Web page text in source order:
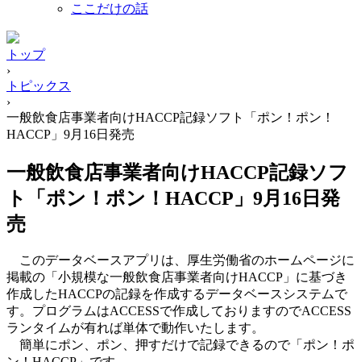
ここだけの話
トップ
›
トピックス
›
一般飲食店事業者向けHACCP記録ソフト「ポン！ポン！
HACCP」9月16日発売
一般飲食店事業者向けHACCP記録ソフ
ト「ポン！ポン！HACCP」9月16日発
売
このデータベースアプリは、厚生労働省のホームページに
掲載の「小規模な一般飲食店事業者向けHACCP」に基づき
作成したHACCPの記録を作成するデータベースシステムで
す。プログラムはACCESSで作成しておりますのでACCESS
ランタイムが有れば単体で動作いたします。
簡単にポン、ポン、押すだけで記録できるので「ポン！ポ